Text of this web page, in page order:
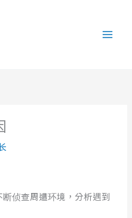
侦查周遭环境，分析遇到